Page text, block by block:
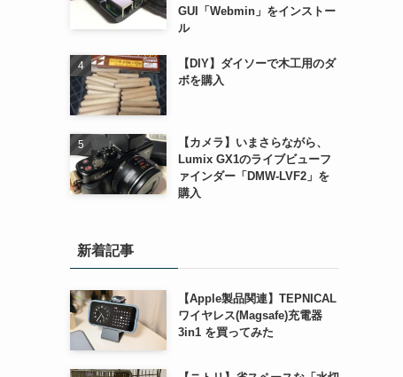
GUI「Webmin」をインストー
ル
【DIY】ダイソーで木工用のダ
ボを購入
【カメラ】いまさらながら、
Lumix GX1のライブビューフ
ァインダー「DMW-LVF2」を
購入
新着記事
【Apple製品関連】TEPNICAL
ワイヤレス(Magsafe)充電器
3in1 を買ってみた